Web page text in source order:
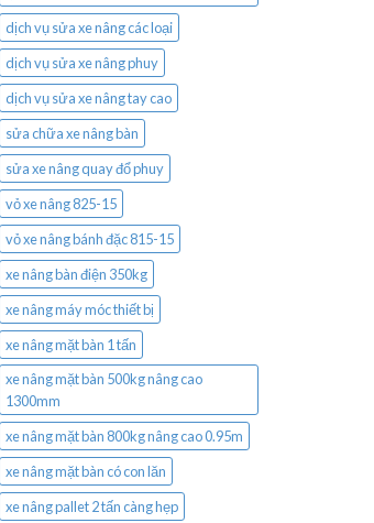
dịch vụ sửa xe nâng các loại
dịch vụ sửa xe nâng phuy
dịch vụ sửa xe nâng tay cao
sửa chữa xe nâng bàn
sửa xe nâng quay đổ phuy
vỏ xe nâng 825-15
vỏ xe nâng bánh đặc 815-15
xe nâng bàn điện 350kg
xe nâng máy móc thiết bị
xe nâng mặt bàn 1 tấn
xe nâng mặt bàn 500kg nâng cao
1300mm
xe nâng mặt bàn 800kg nâng cao 0.95m
xe nâng mặt bàn có con lăn
xe nâng pallet 2 tấn càng hẹp